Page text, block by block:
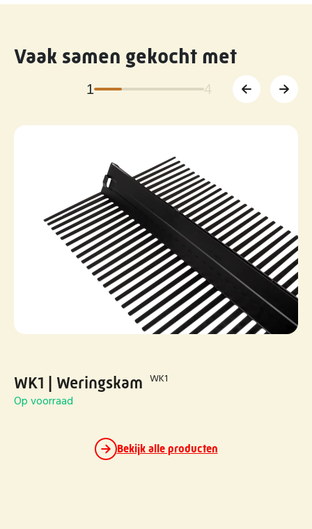
Vaak samen gekocht met
1 4
WK1 | Weringskam WK1
Op voorraad
Bekijk alle producten